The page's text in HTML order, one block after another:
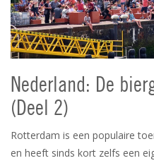
Nederland: De
(Deel 2)
Rotterdam is een populaire
en heeft sinds kort zelfs een